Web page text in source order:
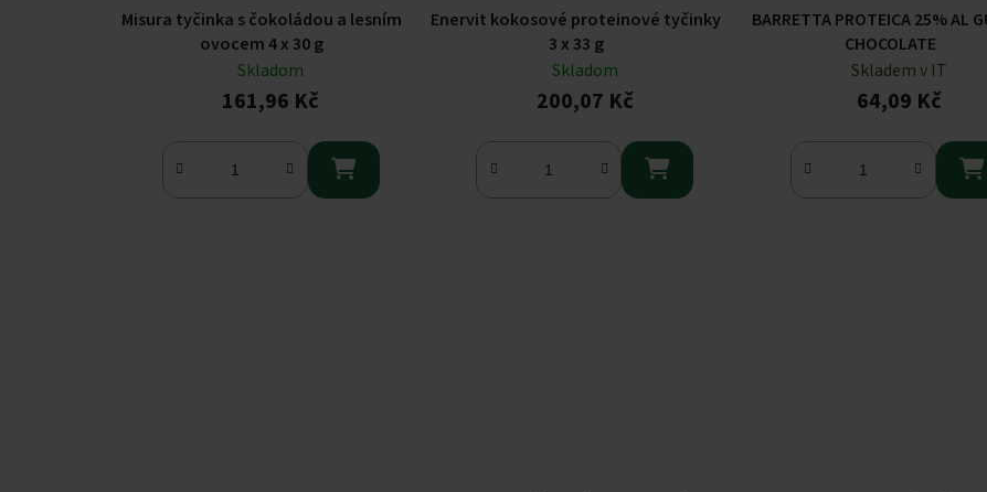
Misura tyčinka s čokoládou a lesním
ovocem 4 x 30 g
Skladom
161,96 Kč

Enervit kokosové proteinové tyčinky
3 x 33 g
Skladom
200,07 Kč

BARRETTA PROTEICA 25% AL
CHOCOLATE
Skladem v IT
64,09 Kč
